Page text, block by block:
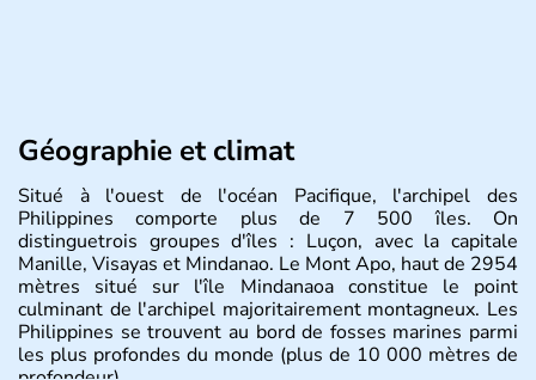
Géographie et climat
Situé à l'ouest de l'océan Pacifique, l'archipel des
Philippines comporte plus de 7 500 îles. On
distinguetrois groupes d'îles : Luçon, avec la capitale
Manille, Visayas et Mindanao. Le Mont Apo, haut de 2954
mètres situé sur l'île Mindanaoa constitue le point
culminant de l'archipel majoritairement montagneux. Les
Philippines se trouvent au bord de fosses marines parmi
les plus profondes du monde (plus de 10 000 mètres de